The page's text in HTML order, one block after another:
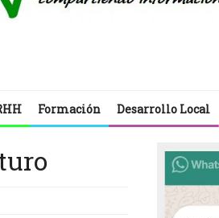
Formación Desarrollo Local